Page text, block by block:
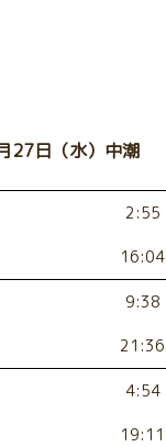
27日（水）中潮
2:55
16:04
9:38
21:36
4:54
19:11